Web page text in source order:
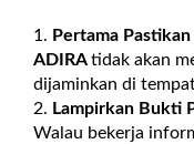
Pertama
ADIRAtidak akan
dijaminkan di
Lampirkan Bukti
Walau bekerja